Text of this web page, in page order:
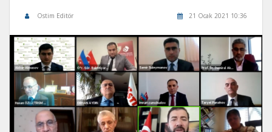
Ostim Editör 21 Ocak 2021 10:36